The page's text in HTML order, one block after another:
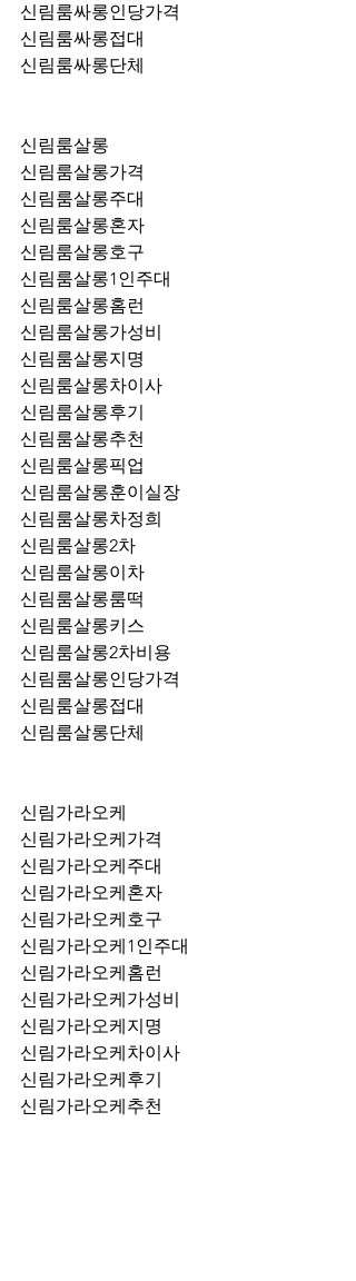
신림룸싸롱인당가격
신림룸싸롱접대
신림룸싸롱단체
신림룸살롱
신림룸살롱가격
신림룸살롱주대
신림룸살롱혼자
신림룸살롱호구
신림룸살롱1인주대
신림룸살롱홈런
신림룸살롱가성비
신림룸살롱지명
신림룸살롱차이사
신림룸살롱후기
신림룸살롱추천
신림룸살롱훈이실장
신림룸살롱차정희
신림룸살롱2차
신림룸살롱이차
신림룸살롱룸떡
신림룸살롱키스
신림룸살롱2차비용
신림룸살롱인당가격
신림룸살롱접대
신림룸살롱단체
신림가라오케
신림가라오케가격
신림가라오케주대
신림가라오케혼자
신림가라오케호구
신림가라오케1인주대
신림가라오케홈런
신림가라오케가성비
신림가라오케지명
신림가라오케차이사
신림가라오케후기
신림가라오케추천